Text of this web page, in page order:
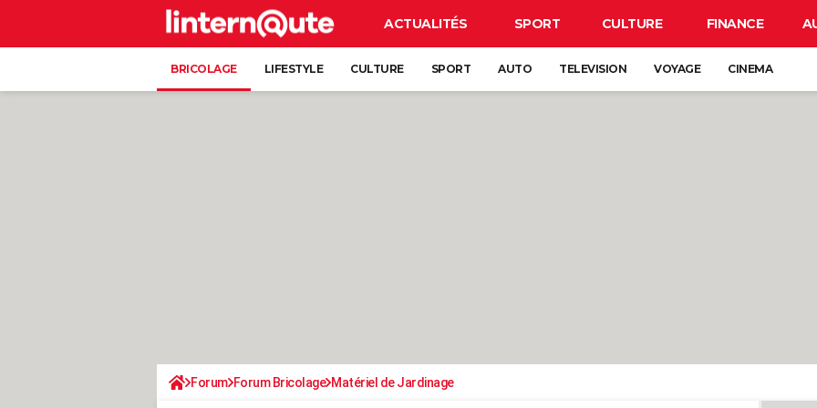
ACTUALITÉS SPORT CULTURE FINANCE
BRICOLAGE LIFESTYLE CULTURE SPORT AUTO TELEVISION VOYAGE CINEMA
Forum Forum Bricolage Matériel de Jardinage